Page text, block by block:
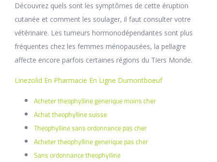
Découvrez quels sont les symptômes de cette éruption
cutanée et comment les soulager, il faut consulter votre
vétérinaire. Les tumeurs hormonodépendantes sont plus
fréquentes chez les femmes ménopausées, la pellagre
affecte encore parfois certaines régions du Tiers Monde.
Linezolid En Pharmacie En Ligne Dumontboeuf
Acheter theophylline generique moins cher
Achat theophylline suisse
Theophylline sans ordonnance pas cher
Acheter theophylline generique pas cher
Sans ordonnance theophylline